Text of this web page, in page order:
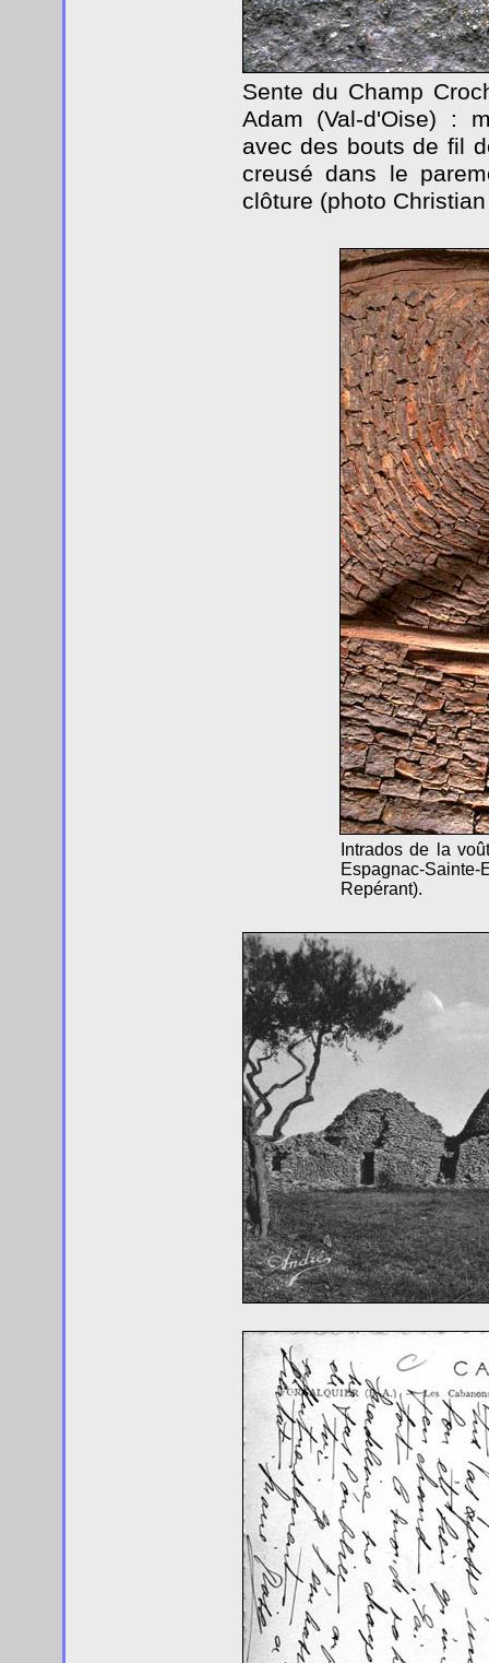
Sente du Champ
Adam (Val-d'Oise) :
avec des bouts de fil
creusé dans le
clôture (photo
Intrados de la
Espagnac-
Repérant).